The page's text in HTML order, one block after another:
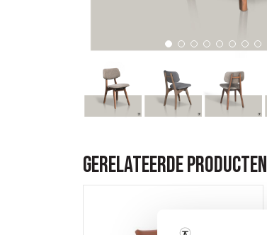
Gerelateerde producten